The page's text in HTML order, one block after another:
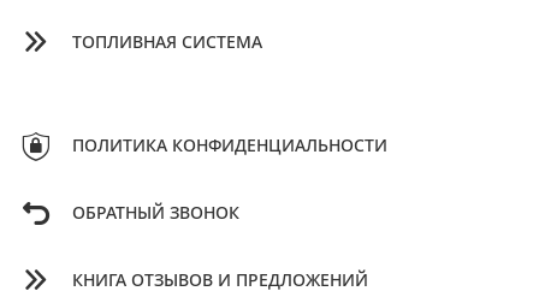
ТОПЛИВНАЯ СИСТЕМА
ПОЛИТИКА КОНФИДЕНЦИАЛЬНОСТИ
ОБРАТНЫЙ ЗВОНОК
КНИГА ОТЗЫВОВ И ПРЕДЛОЖЕНИЙ